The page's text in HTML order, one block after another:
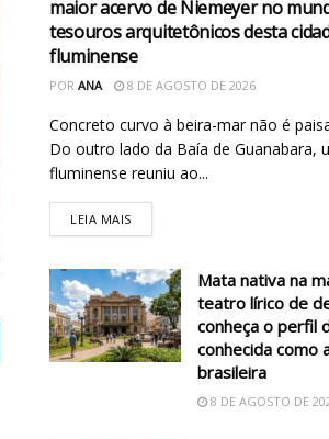
maior acervo de Niemeyer no
tesouros arquitetônicos desta
fluminense
POR ANA 8 DE AGOSTO DE 2026
Concreto curvo à beira-mar não é
Do outro lado da Baía de Guanabara,
fluminense reuniu ao...
LEIA MAIS
Mata nativa na
teatro lírico de
conheça o perfil
conhecida como
brasileira
8 DE AGOSTO DE